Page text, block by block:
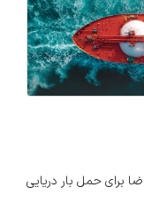
برای حمل بار دریایی